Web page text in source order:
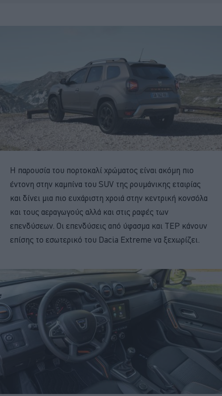
Η παρουσία του πορτοκαλί χρώματος είναι ακόμη πιο
έντονη στην καμπίνα του SUV της ρουμάνικης εταιρίας
και δίνει μια πιο ευχάριστη χροιά στην κεντρική κονσόλα
και τους αεραγωγούς αλλά και στις ραφές των
επενδύσεων. Οι επενδύσεις από ύφασμα και TEP κάνουν
επίσης το εσωτερικό του Dacia Extreme να ξεχωρίζει.